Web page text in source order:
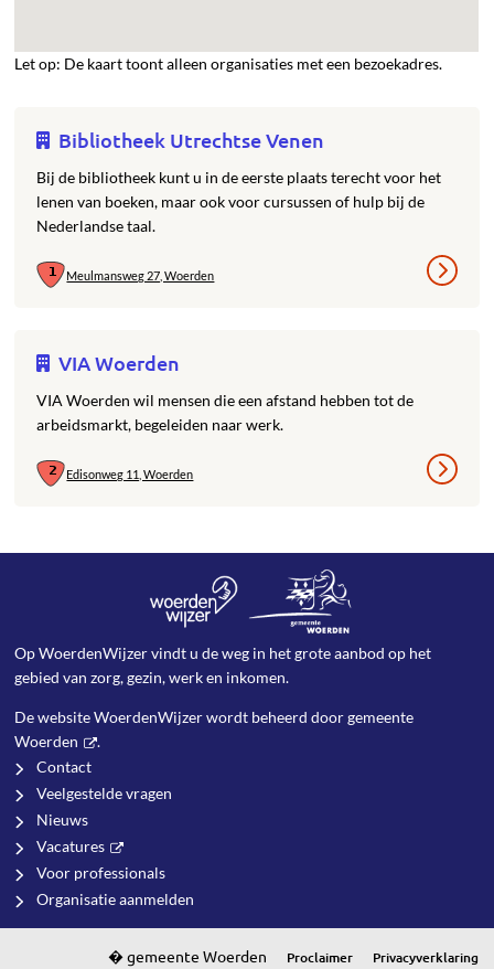
Let op: De kaart toont alleen organisaties met een bezoekadres.
Bibliotheek Utrechtse Venen
Bij de bibliotheek kunt u in de eerste plaats terecht voor het
lenen van boeken, maar ook voor cursussen of hulp bij de
Nederlandse taal.
Meulmansweg 27, Woerden
VIA Woerden
VIA Woerden wil mensen die een afstand hebben tot de
arbeidsmarkt, begeleiden naar werk.
Edisonweg 11, Woerden
Op WoerdenWijzer vindt u de weg in het grote aanbod op het
gebied van zorg, gezin, werk en inkomen.
De website WoerdenWijzer wordt beheerd doorgemeente
Woerden
.
Contact
Veelgestelde vragen
Nieuws
Vacatures
Voor professionals
Organisatie aanmelden
Proclaimer Privacyverklaring